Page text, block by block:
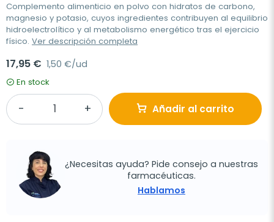
Complemento alimenticio en polvo con hidratos de carbono,
magnesio y potasio, cuyos ingredientes contribuyen al equilibrio
hidroelectrolítico y al metabolismo energético tras el ejercicio
físico. Ver descripción completa
17,95 € 1,50 €/ud
En stock
Añadir al carrito
¿Necesitas ayuda? Pide consejo a nuestras
farmacéuticas.
Hablamos